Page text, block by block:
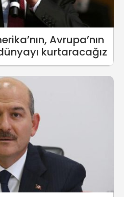
Avrupa’nın
kurtaracağız